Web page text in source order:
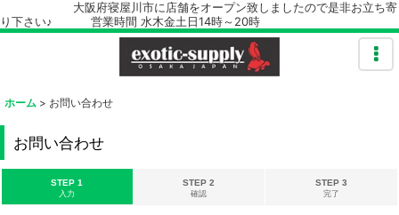
大阪府寝屋川市に店舗をオープン致しましたので是非お立ち寄
り下さい♪ 営業時間 水木金土日14時～20時
ホーム > お問い合わせ
お問い合わせ
STEP 1
入力
STEP 2
確認
STEP 3
完了